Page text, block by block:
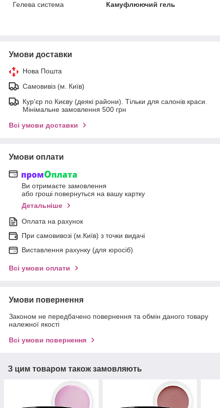
Гелева система
Камуфлюючий гель
Умови доставки
Нова Пошта
Самовивіз (м. Київ)
Кур'єр по Києву (деякі райони). Тільки для салонів краси.
Мінімальне замовлення 500 грн
Всі умови доставки
Умови оплати
Ви отримаєте замовлення
або гроші повернуться на вашу картку
Детальніше
Оплата на рахунок
При самовивозі (м.Київ) з точки видачі
Виставлення рахунку (для юросіб)
Всі умови оплати
Умови повернення
Законом не передбачено повернення та обмін даного товару
належної якості
Всі умови повернення
З цим товаром також замовляють